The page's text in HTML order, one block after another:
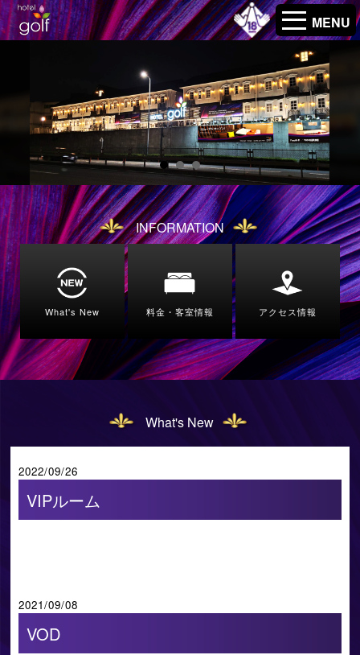
MENU
INFORMATION
What's New 料金・客室情報 アクセス情報
What's New
2022/09/26
VIPルーム
2021/09/08
VOD